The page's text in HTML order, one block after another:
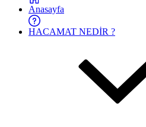
Anasayfa
HACAMAT NEDİR ?